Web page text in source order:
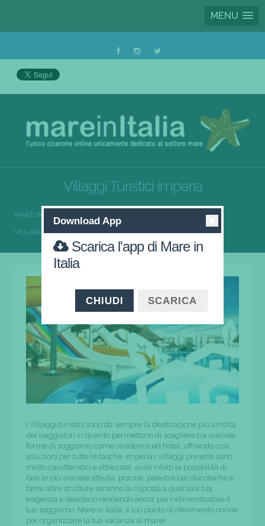
MENU
Villaggi Turistici Imperia
MARE IN ITALIA
VILLAGGI TURISTICI LIGURIA VILLAGGI TURISTICI IMPERIA
I Villaggi turistici sono da sempre la destinazione più ambita
dei viaggiatori in quanto permettono di scegliere tra svariate
forme di soggiorno come residence ed hotel, offrendo così
soluzioni per tutte le tasche. Imperia i villaggi presenti sono
molto caratteristici e attrezzati, avrai infatti la possibilità di
fare le più svariate attività: piscine, palestre,bar,discoteche e
tante altre strutture saranno la risposta a qualsiasi tua
esigenza e desiderio rendendo ancor più indimenticabile il
tuo soggiorno. Mare in italia, il tuo punto di riferimento online
per organizzare la tua vacanza al mare!
Download App
Scarica l'app di Mare in
Italia
CHIUDI SCARICA